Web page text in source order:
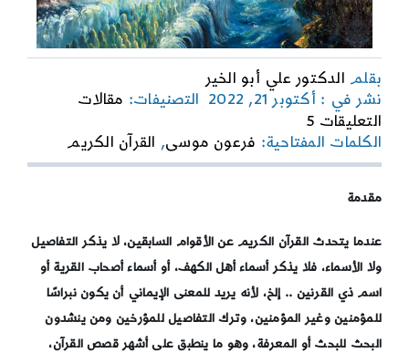
بقلم الدكتور علي أبو الخير
نشر في : أكتوبر 21, 2022
التصنيفات: مقالات
التعليقات 5
on
رؤية
بحثية
الكلمات المفتاحية: فرعون موسى, القرآن الكريم
مقدمة
عندما يتحدث القرآن الكريم عن الأقوام السابقين، لا يذكر التفاصيل
ولا الأسماء، فلا يذكر أسماء أهل الكهف، أو أسماء أصحاب القرية أو
اسم ذي القرنين .. إلخ، لأنه يريد للمعنى الإيماني أن يكون نبراسًا
للمؤمنين وغير المؤمنين، وترك التفاصيل للمؤرخين ومن ينشدون
البحث للبحث أو المعرفة، وهو ما ينطبق على أشهر قصص القرآن،